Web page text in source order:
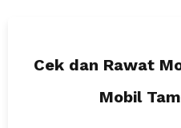
Cek dan Rawat
Mobil